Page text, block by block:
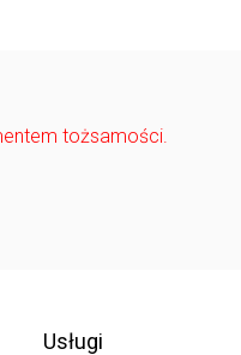
tożsamości.
Usługi